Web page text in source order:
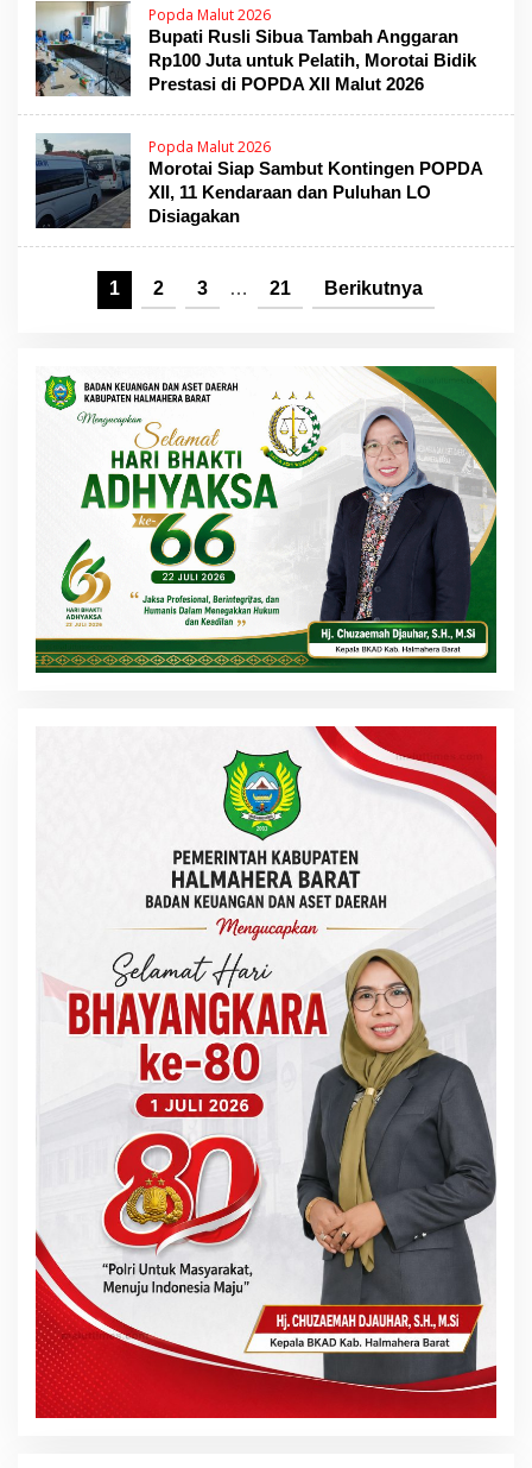
Popda Malut 2026
Bupati Rusli Sibua Tambah Anggaran
Rp100 Juta untuk Pelatih, Morotai Bidik
Prestasi di POPDA XII Malut 2026
Popda Malut 2026
Morotai Siap Sambut Kontingen POPDA
XII, 11 Kendaraan dan Puluhan LO
Disiagakan
1 2 3 … 21 Berikutnya